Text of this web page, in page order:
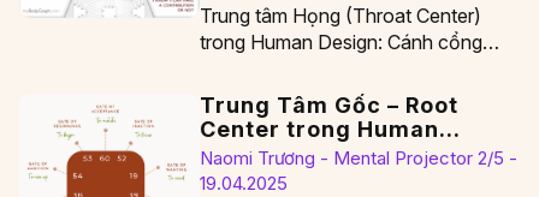
Trung tâm Họng (Throat Center)
trong Human Design: Cánh cổng
nhân Trung…
Trung Tâm Gốc – Root
Center trong Human
Design
Naomi Trương - Mental Projector 2/5 -
19.04.2025